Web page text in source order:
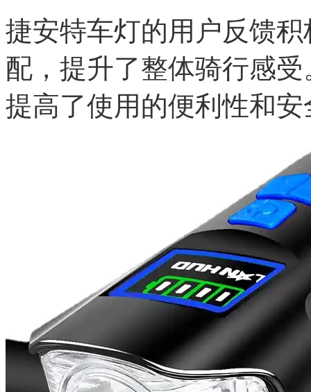
捷安特车灯的用户反馈
配，提升了整体骑行感
提高了使用的便利性和安